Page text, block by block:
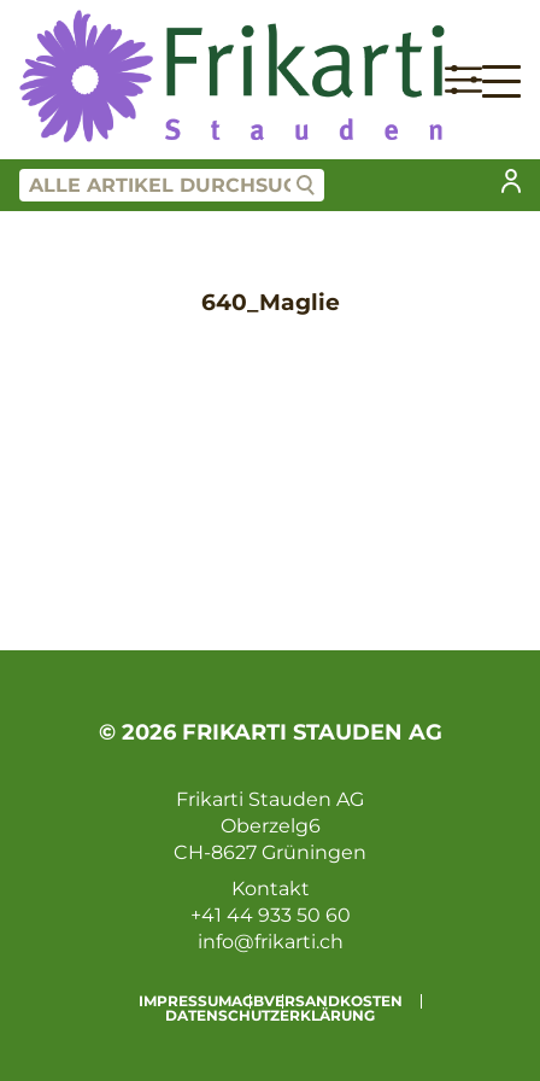
640_Maglie
© 2026 FRIKARTI STAUDEN AG
Frikarti Stauden AG
Oberzelg6
CH-8627 Grüningen
Kontakt
+41 44 933 50 60
info@frikarti.ch
IMPRESSUMAGBVERSANDKOSTEN
DATENSCHUTZERKLÄRUNG